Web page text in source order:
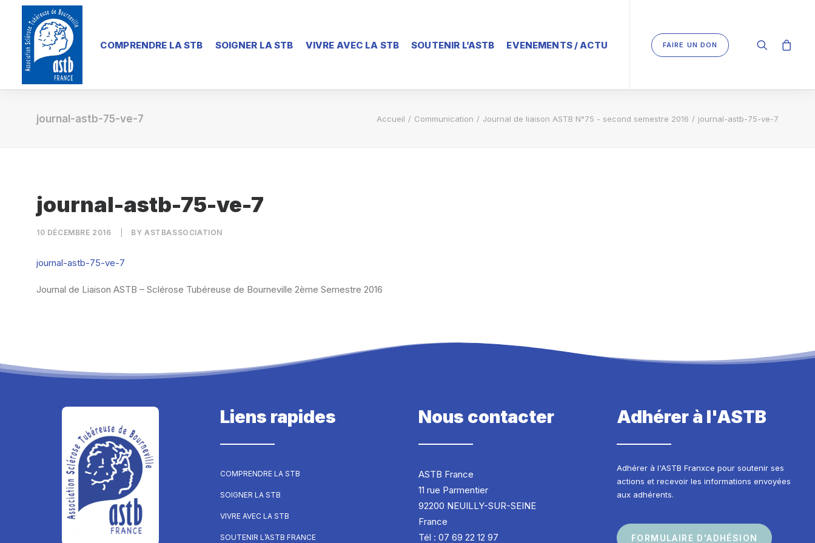
COMPRENDRE LA STB SOIGNER LA STB VIVRE AVEC LA STB SOUTENIR L’ASTB EVENEMENTS / ACTU FAIRE UN DON
journal-astb-75-ve-7 Accueil Communication Journal de liaison ASTB N°75 - second semestre 2016 journal-astb-75-ve-7
journal-astb-75-ve-7
10 DÉCEMBRE 2016 BYASTBASSOCIATION
journal-astb-75-ve-7
Journal de Liaison ASTB – Sclérose Tubéreuse de Bourneville 2ème Semestre 2016
Liens rapides
COMPRENDRE LA STB
SOIGNER LA STB
VIVRE AVEC LA STB
SOUTENIR L’ASTB FRANCE
Nous contacter
ASTB France
11 rue Parmentier
92200 NEUILLY-SUR-SEINE
France
Tél : 07 69 22 12 97
Adhérer à l'ASTB
Adhérer à l'ASTB Franxce pour soutenir ses
actions et recevoir les informations envoyées
aux adhérents.
FORMULAIRE D'ADHÉSION